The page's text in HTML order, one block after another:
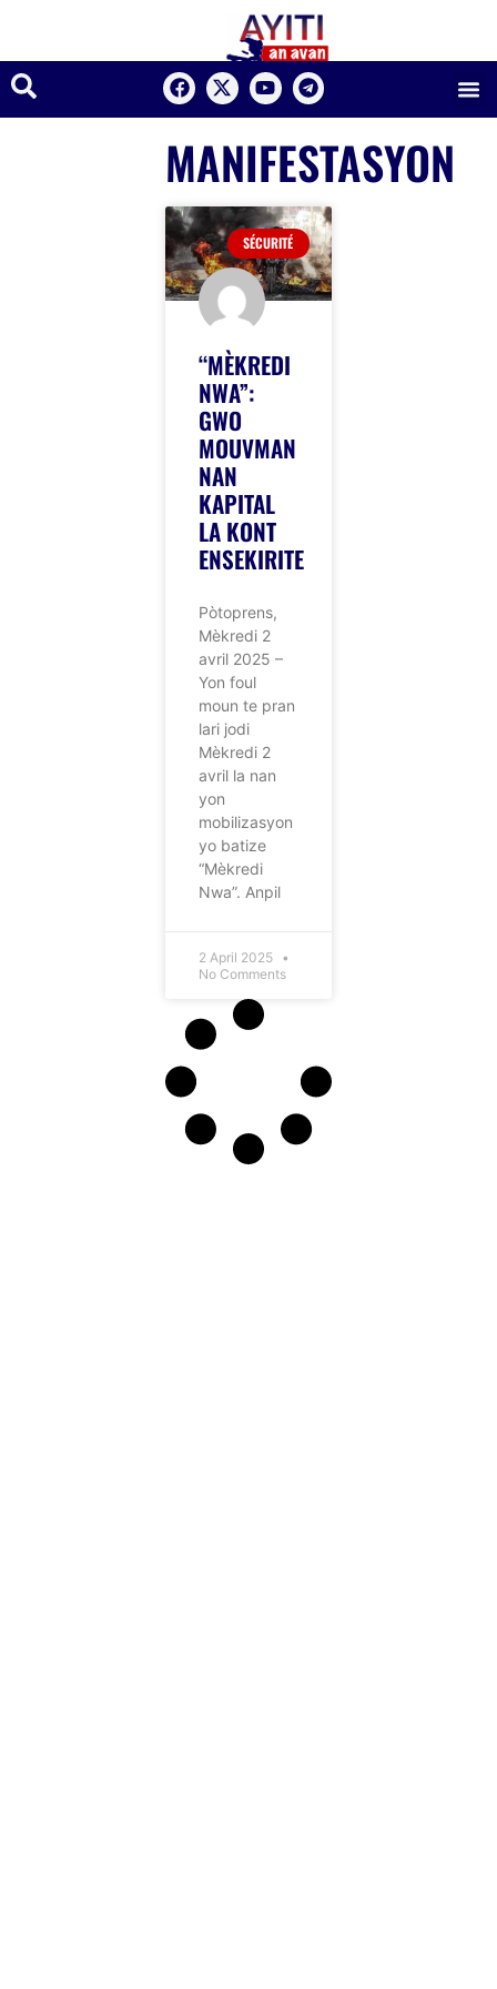
MANIFESTASYON
SÉCURITÉ
“MÈKREDI
NWA”:
GWO
MOUVMAN
NAN
KAPITAL
LA KONT
ENSEKIRITE
Pòtoprens,
Mèkredi 2
avril 2025 –
Yon foul
moun te pran
lari jodi
Mèkredi 2
avril la nan
yon
mobilizasyon
yo batize
“Mèkredi
Nwa”. Anpil
2 April 2025
No Comments